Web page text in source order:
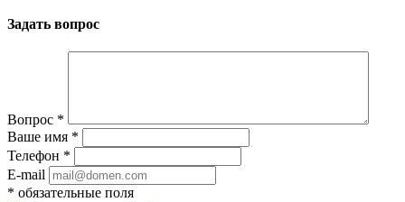
Задать вопрос
Вопрос *
Ваше имя *
Телефон *
E-mail
* обязательные поля